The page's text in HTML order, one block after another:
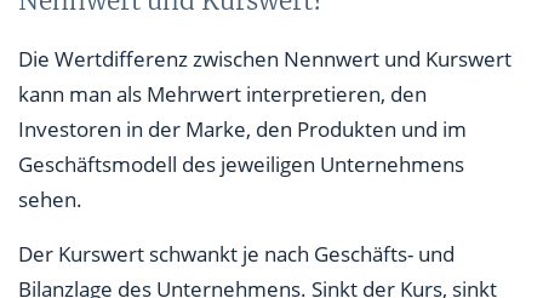
Die Wertdifferenz zwischen Nennwert und Kurswert
kann man als Mehrwert interpretieren, den
Investoren in der Marke, den Produkten und im
Geschäftsmodell des jeweiligen Unternehmens
sehen.
Der Kurswert schwankt je nach Geschäfts- und
Bilanzlage des Unternehmens. Sinkt der Kurs, sinkt